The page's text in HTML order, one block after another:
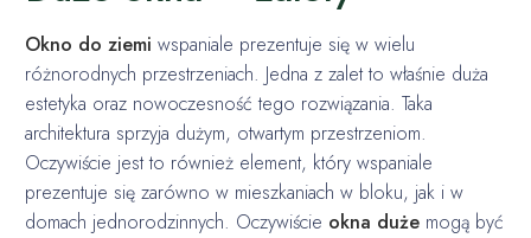
Okno do ziemi wspaniale prezentuje się w wielu
różnorodnych przestrzeniach. Jedna z zalet to właśnie duża
estetyka oraz nowoczesność tego rozwiązania. Taka
architektura sprzyja dużym, otwartym przestrzeniom.
Oczywiście jest to również element, który wspaniale
prezentuje się zarówno w mieszkaniach w bloku, jak i w
domach jednorodzinnych. Oczywiście okna dużemogą być